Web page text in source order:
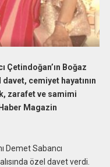
Çetindoğan’ın Boğaz
cemiyet hayatının
zarafet ve samimi
Magazin
Demet Sabancı
özel davet verdi.